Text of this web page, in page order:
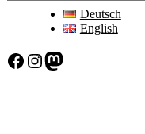
Deutsch
English
Facebook Instagram Mastodon